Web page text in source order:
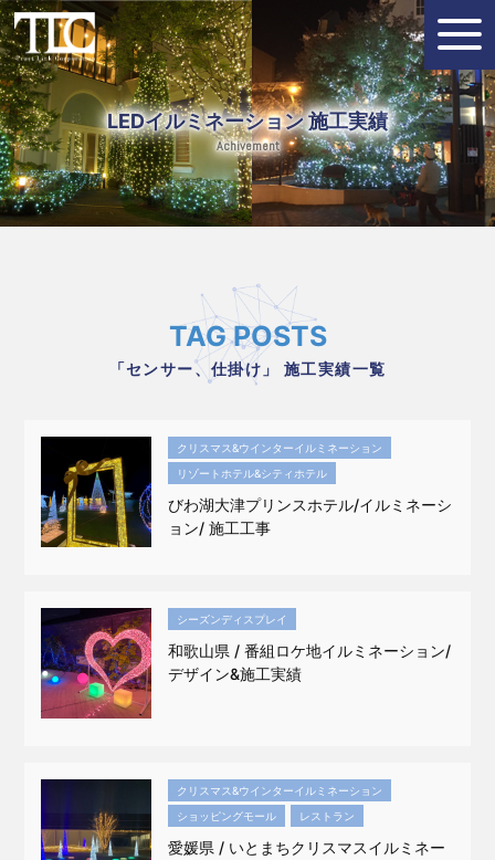
LEDイルミネーション 施工実績
Achivement
TAG POSTS
「センサー、仕掛け」 施工実績一覧
クリスマス&ウインターイルミネーション
リゾートホテル&シティホテル
びわ湖大津プリンスホテル/イルミネーシ
ョン/ 施工工事
シーズンディスプレイ
和歌山県 / 番組ロケ地イルミネーション/
デザイン&施工実績
クリスマス&ウインターイルミネーション
ショッピングモール
レストラン
愛媛県 / いとまちクリスマスイルミネー